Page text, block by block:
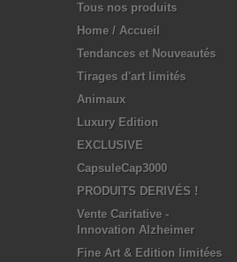
Tous nos produits
Home / Accueil
Tendances et Nouveautés
Tirages d'art limités
Animaux
Luxury Edition
EXCLUSIVE
CapsuleCap3000
PRODUITS DERIVÉS !
Vente Caritative -
Innovation Alzheimer
Fine Art & Edition limitées